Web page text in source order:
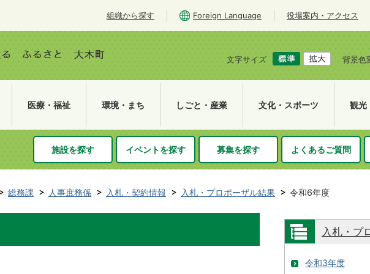
組織から探す Foreign Language 役場案内・アクセス
文字サイズ 背景色
医療・福祉 環境・まち しごと・産業 文化・スポーツ 観光
施設を探す イベントを探す 募集を探す よくあるご質問
総務課 人事庶務係 入札・契約情報 入札・プロポーザル結果 令和6年度
入札・プ
令和3年度